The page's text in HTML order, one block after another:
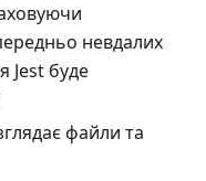
невдалих
Jest буде
файли та